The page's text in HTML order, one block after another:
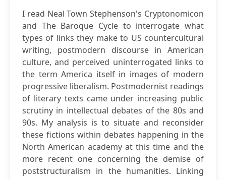
I read Neal Town Stephenson's Cryptonomicon
and The Baroque Cycle to interrogate what
types of links they make to US countercultural
writing, postmodern discourse in American
culture, and perceived uninterrogated links to
the term America itself in images of modern
progressive liberalism. Postmodernist readings
of literary texts came under increasing public
scrutiny in intellectual debates of the 80s and
90s. My analysis is to situate and reconsider
these fictions within debates happening in the
North American academy at this time and the
more recent one concerning the demise of
poststructuralism in the humanities. Linking